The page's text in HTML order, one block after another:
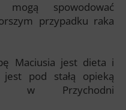
spowodować
przypadku raka
Maciusia jest dieta i
pod stałą opieką
w Przychodni